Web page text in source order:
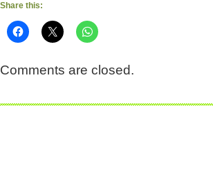
Share this:
Comments are closed.